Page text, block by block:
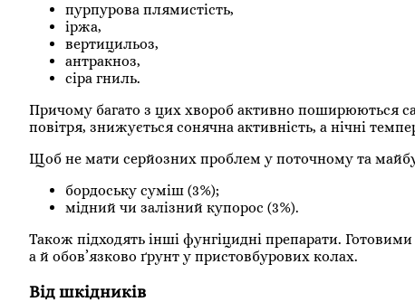
пурпурова плямистість,
іржа,
вертицильоз,
антракноз,
сіра гниль.
Причому багато з цих хвороб активно поширюються
повітря, знижується сонячна активність, а нічні
Щоб не мати серйозних проблем у поточному та
бордоську суміш (3%);
мідний чи залізний купорос (3%).
Також підходять інші фунгіцидні препарати.
а й обов’язково ґрунт у пристовбурових колах.
Від шкідників